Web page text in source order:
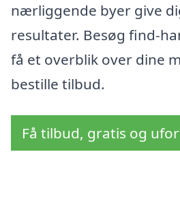
nærliggende byer give
resultater. Besøg find-
få et overblik over dine
bestille tilbud.
Få tilbud, gratis og